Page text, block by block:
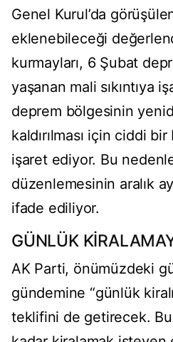
Genel Kurul’da
eklenebileceği
kurmayları, 6 Şubat
yaşanan mali sıkıntıya
deprem bölgesinin
kaldırılması için ciddi
işaret ediyor. Bu
düzenlemesinin aralık
ifade ediliyor.
GÜNLÜK
AK Parti, önümüzdeki
gündemine “günlük
teklifini de getirecek.